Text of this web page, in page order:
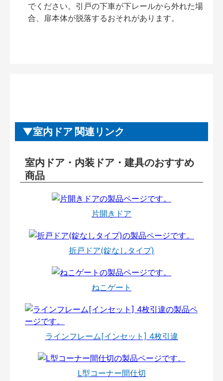
でください。引戸の下車が下レールから外れた場
合、扉本体が脱落するおそれがあります。
室内ドア 関連リンク
室内ドア・内装ドア・建具のおすすめ
商品
片開きドア
折戸ドア(錠なしタイプ)
ねこゲート
ラインフレーム[インセット] 4枚引違
L型コーナー間仕切